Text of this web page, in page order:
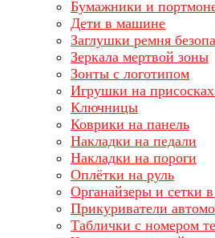
Бумажники и
Дети в машине
Заглушки ремня
Зеркала мертвой зоны
Зонты с логотипом
Игрушки на
Ключницы
Коврики на панель
Накладки на педали
Накладки на пороги
Оплётки на руль
Органайзеры и сетки
Прикуриватели
Таблички с номером